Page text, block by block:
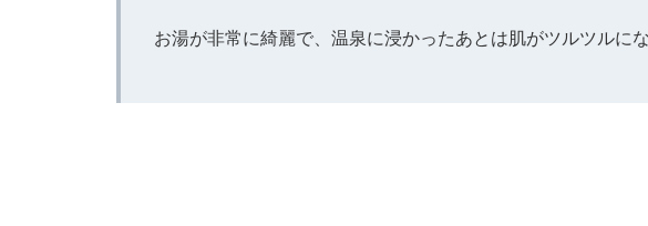
お湯が非常に綺麗で、温泉に浸かったあとは肌がツルツルに